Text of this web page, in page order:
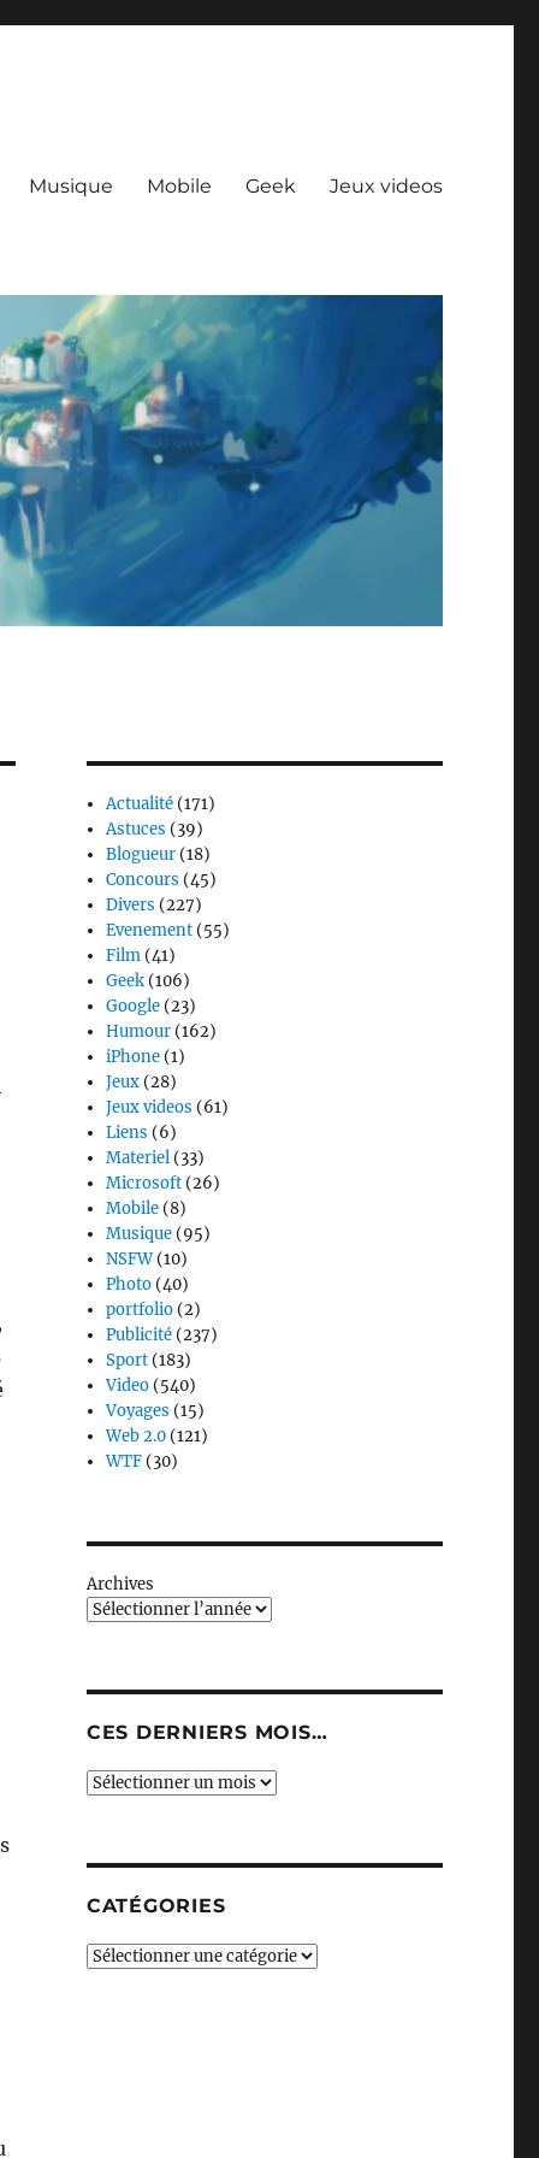
Musique Mobile Geek Jeux videos
Actualité (171)
Astuces (39)
Blogueur (18)
Concours (45)
Divers (227)
Evenement (55)
Film (41)
Geek (106)
Google (23)
Humour (162)
iPhone (1)
Jeux (28)
Jeux videos (61)
Liens (6)
Materiel (33)
Microsoft (26)
Mobile (8)
Musique (95)
NSFW(10)
Photo (40)
portfolio (2)
Publicité (237)
Sport (183)
Video (540)
Voyages (15)
Web 2.0 (121)
WTF (30)
Archives
CES DERNIERS MOIS…
Ces
CATÉGORIES
Catégories